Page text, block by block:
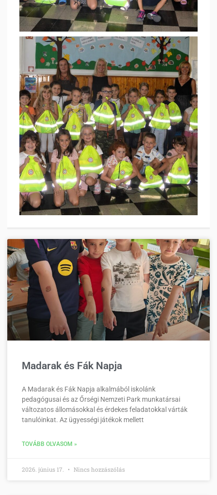
Madarak és Fák Napja
A Madarak és Fák Napja alkalmából iskolánk
pedagógusai és az Őrségi Nemzeti Park munkatársai
változatos állomásokkal és érdekes feladatokkal várták
tanulóinkat. Az ügyességi játékok mellett
TOVÁBB OLVASOM »
2026. június 17. Nincs hozzászólás